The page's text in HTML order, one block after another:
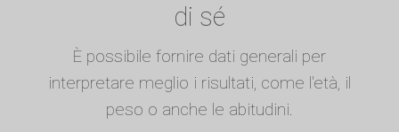
di sé
È possibile fornire dati generali per
interpretare meglio i risultati, come l'età, il
peso o anche le abitudini.